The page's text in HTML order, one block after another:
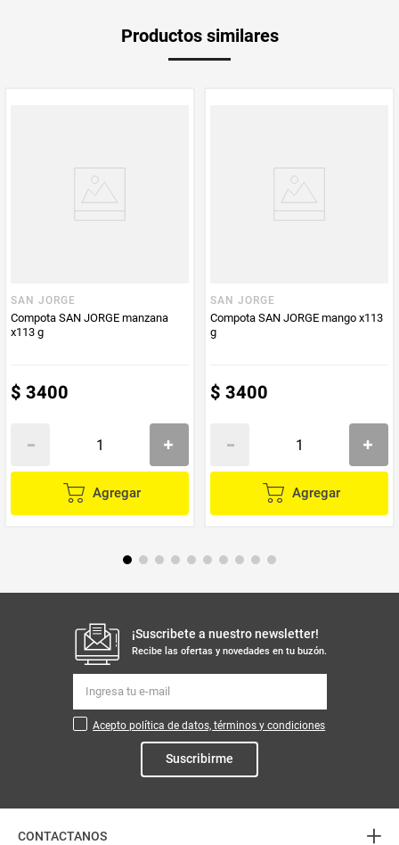
PUM - Unidad
de Medida
Productos similares
SAN JORGE
Compota SAN JORGE manzana
x113 g
$ 3400
Agregar
SAN JORGE
Compota SAN JORGE mango x113
g
$ 3400
Agregar
¡Suscribete a nuestro newsletter!
Recibe las ofertas y novedades en tu buzón.
Acepto política de datos, términos y condiciones
Suscribirme
CONTACTANOS +